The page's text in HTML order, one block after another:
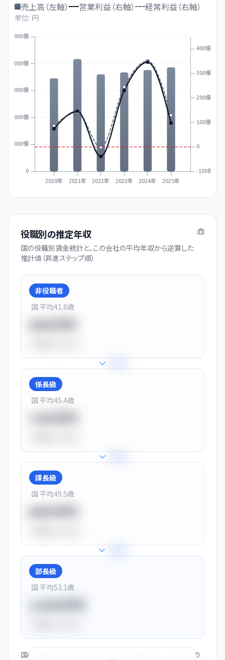
売上高（左軸） 営業利益（右軸） 経常利益（右軸）
単位: 円
0
1000億
2000億
3000億
4000億
5000億
-100億
0
100億
200億
300億
400億
2020年 2021年 2022年 2023年 2024年 2025年
役職別の推定年収
国の役職別賃金統計と、この会社の平均年収から逆算した
推計値（昇進ステップ順）
非役職者
国 平均41.8歳
係長級
国 平均45.4歳
課長級
国 平均49.5歳
部長級
国 平均53.1歳
国の役職別賃金（部長・課長・係長・非役職者）と、この会社の